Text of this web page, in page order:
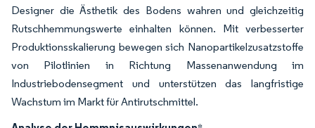
Designer die Ästhetik des Bodens wahren und gleichzeitig
Rutschhemmungswerte einhalten können. Mit verbesserter
Produktionsskalierung bewegen sich Nanopartikelzusatzstoffe
von Pilotlinien in Richtung Massenanwendung im
Industriebodensegment und unterstützen das langfristige
Wachstum im Markt für Antirutschmittel.